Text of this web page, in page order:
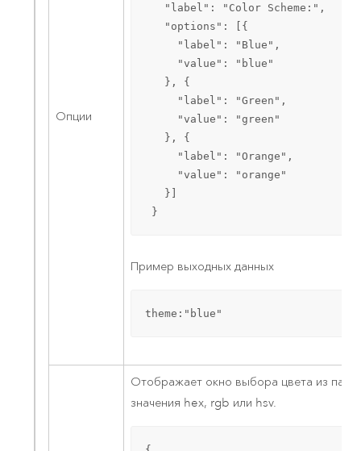
Опции
   "label": "Color Scheme:",
   "options": [{
     "label": "Blue",
     "value": "blue"
   }, {
     "label": "Green",
     "value": "green"
   }, {
     "label": "Orange",
     "value": "orange"
   }]
}
Пример выходных данных
theme:"blue"
Отображает окно выбора цвета из
значения hex, rgb или hsv.